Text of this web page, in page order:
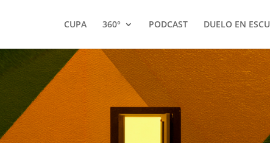
CUPA 360° PODCAST DUELO EN